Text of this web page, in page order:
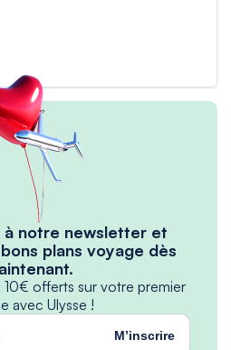
à notre newsletter et
plans voyage dès
10€ offerts sur votre premier
avec Ulysse !
M’inscrire